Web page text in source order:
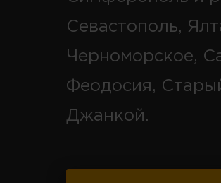
Севастополь,
Черноморское,
Феодосия,
Джанкой.